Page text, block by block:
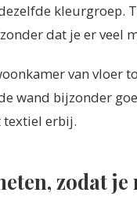
kleurgroep.
dat je er veel
van vloer
wand bijzonder
textiel erbij.
zodat